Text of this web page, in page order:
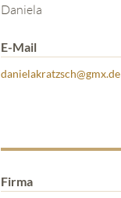
Daniela
E-Mail
danielakratzsch@gmx.de
Firma